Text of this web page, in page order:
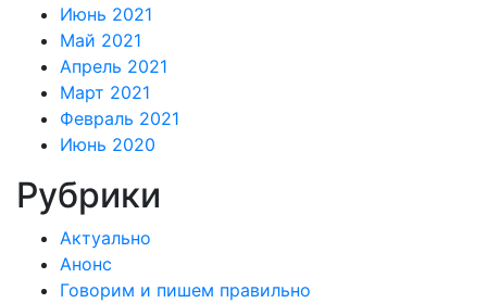
Июнь 2021
Май 2021
Апрель 2021
Март 2021
Февраль 2021
Июнь 2020
Рубрики
Актуально
Анонс
Говорим и пишем правильно